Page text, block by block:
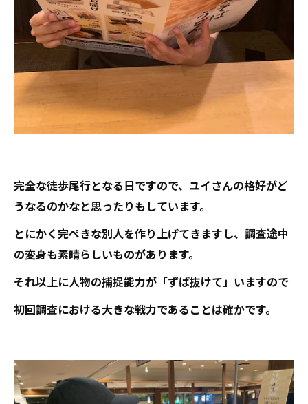
完全な徒歩尾行となる日ですので、ユイさんの格好がど
うなるのかなと思ったりもしています。
とにかく完ぺきな別人を作り上げてきますし、調査途中
の変身も素晴らしいものがあります。
それ以上に人物の捕捉能力が「ずば抜けて」いますので
初回調査における大きな戦力であることは確かです。